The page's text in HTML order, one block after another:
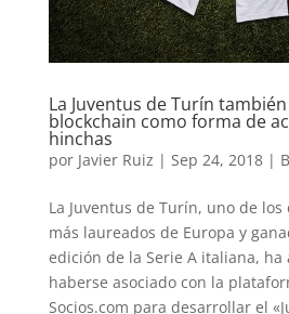
La Juventus de Turín
blockchain como forma de
hinchas
por Javier Ruiz | Sep 24, 2018|
La Juventus de Turín, uno de
más laureados de Europa y
edición de la Serie A italiana, ha
haberse asociado con la
Socios.com para desarrollar el